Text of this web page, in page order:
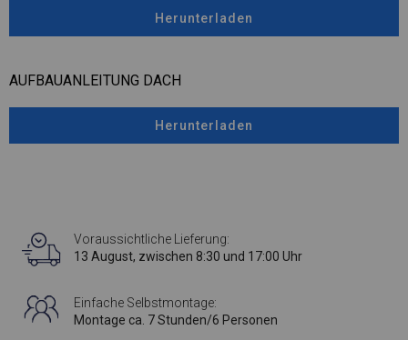
Herunterladen
AUFBAUANLEITUNG DACH
Herunterladen
Voraussichtliche Lieferung:
13 August, zwischen 8:30 und 17:00 Uhr
Einfache Selbstmontage:
Montage ca. 7 Stunden/6 Personen